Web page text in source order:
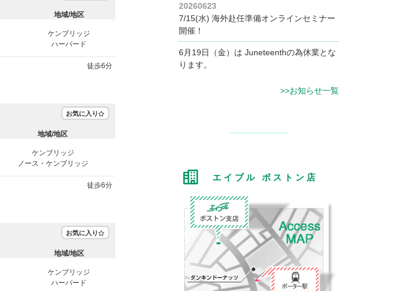
地域/地区
ケンブリッジ
ハーバード
徒歩6分
お気に入り
地域/地区
ケンブリッジ
ノース・ケンブリッジ
徒歩6分
お気に入り
地域/地区
ケンブリッジ
ハーバード
20260623
7/15(水) 海外赴任準備オンラインセミナー
開催！
6月19日（金）は Juneteenthの為休業とな
ります。
>>お知らせ一覧
エイブル ボストン店